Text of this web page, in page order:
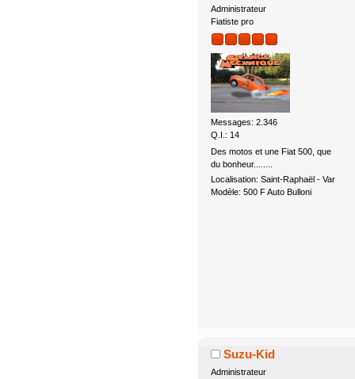
Administrateur
Fiatiste pro
Messages: 2.346
Q.I.: 14
Des motos et une Fiat 500, que
du bonheur........
Localisation: Saint-Raphaël - Var
Modèle: 500 F Auto Bulloni
Suzu-Kid
Administrateur